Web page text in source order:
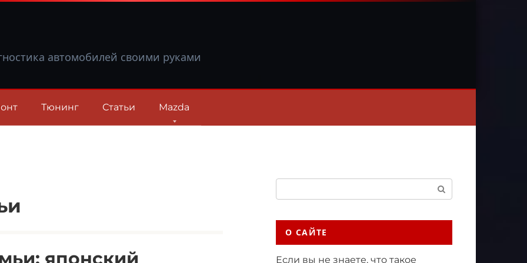
автомобилей своими руками
Тюнинг Статьи Mazda
японский
О САЙТЕ
Если вы не знаете, что такое